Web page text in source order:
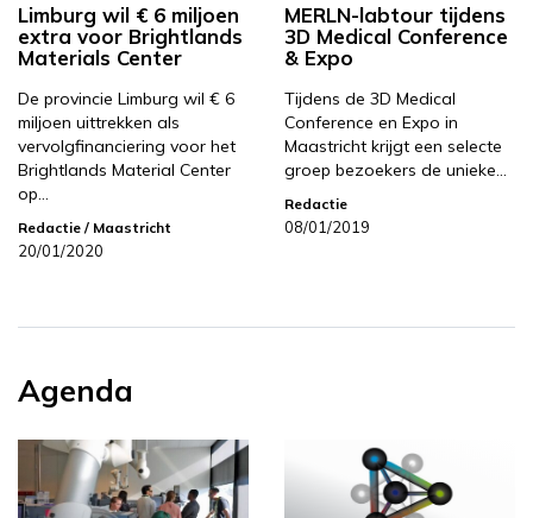
Limburg wil € 6 miljoen
extra voor Brightlands
Materials Center
De provincie Limburg wil € 6
miljoen uittrekken als
vervolgfinanciering voor het
Brightlands Material Center
op…
Redactie / Maastricht
20/01/2020
MERLN-labtour tijdens
3D Medical Conference
& Expo
Tijdens de 3D Medical
Conference en Expo in
Maastricht krijgt een selecte
groep bezoekers de unieke…
Redactie
08/01/2019
Agenda